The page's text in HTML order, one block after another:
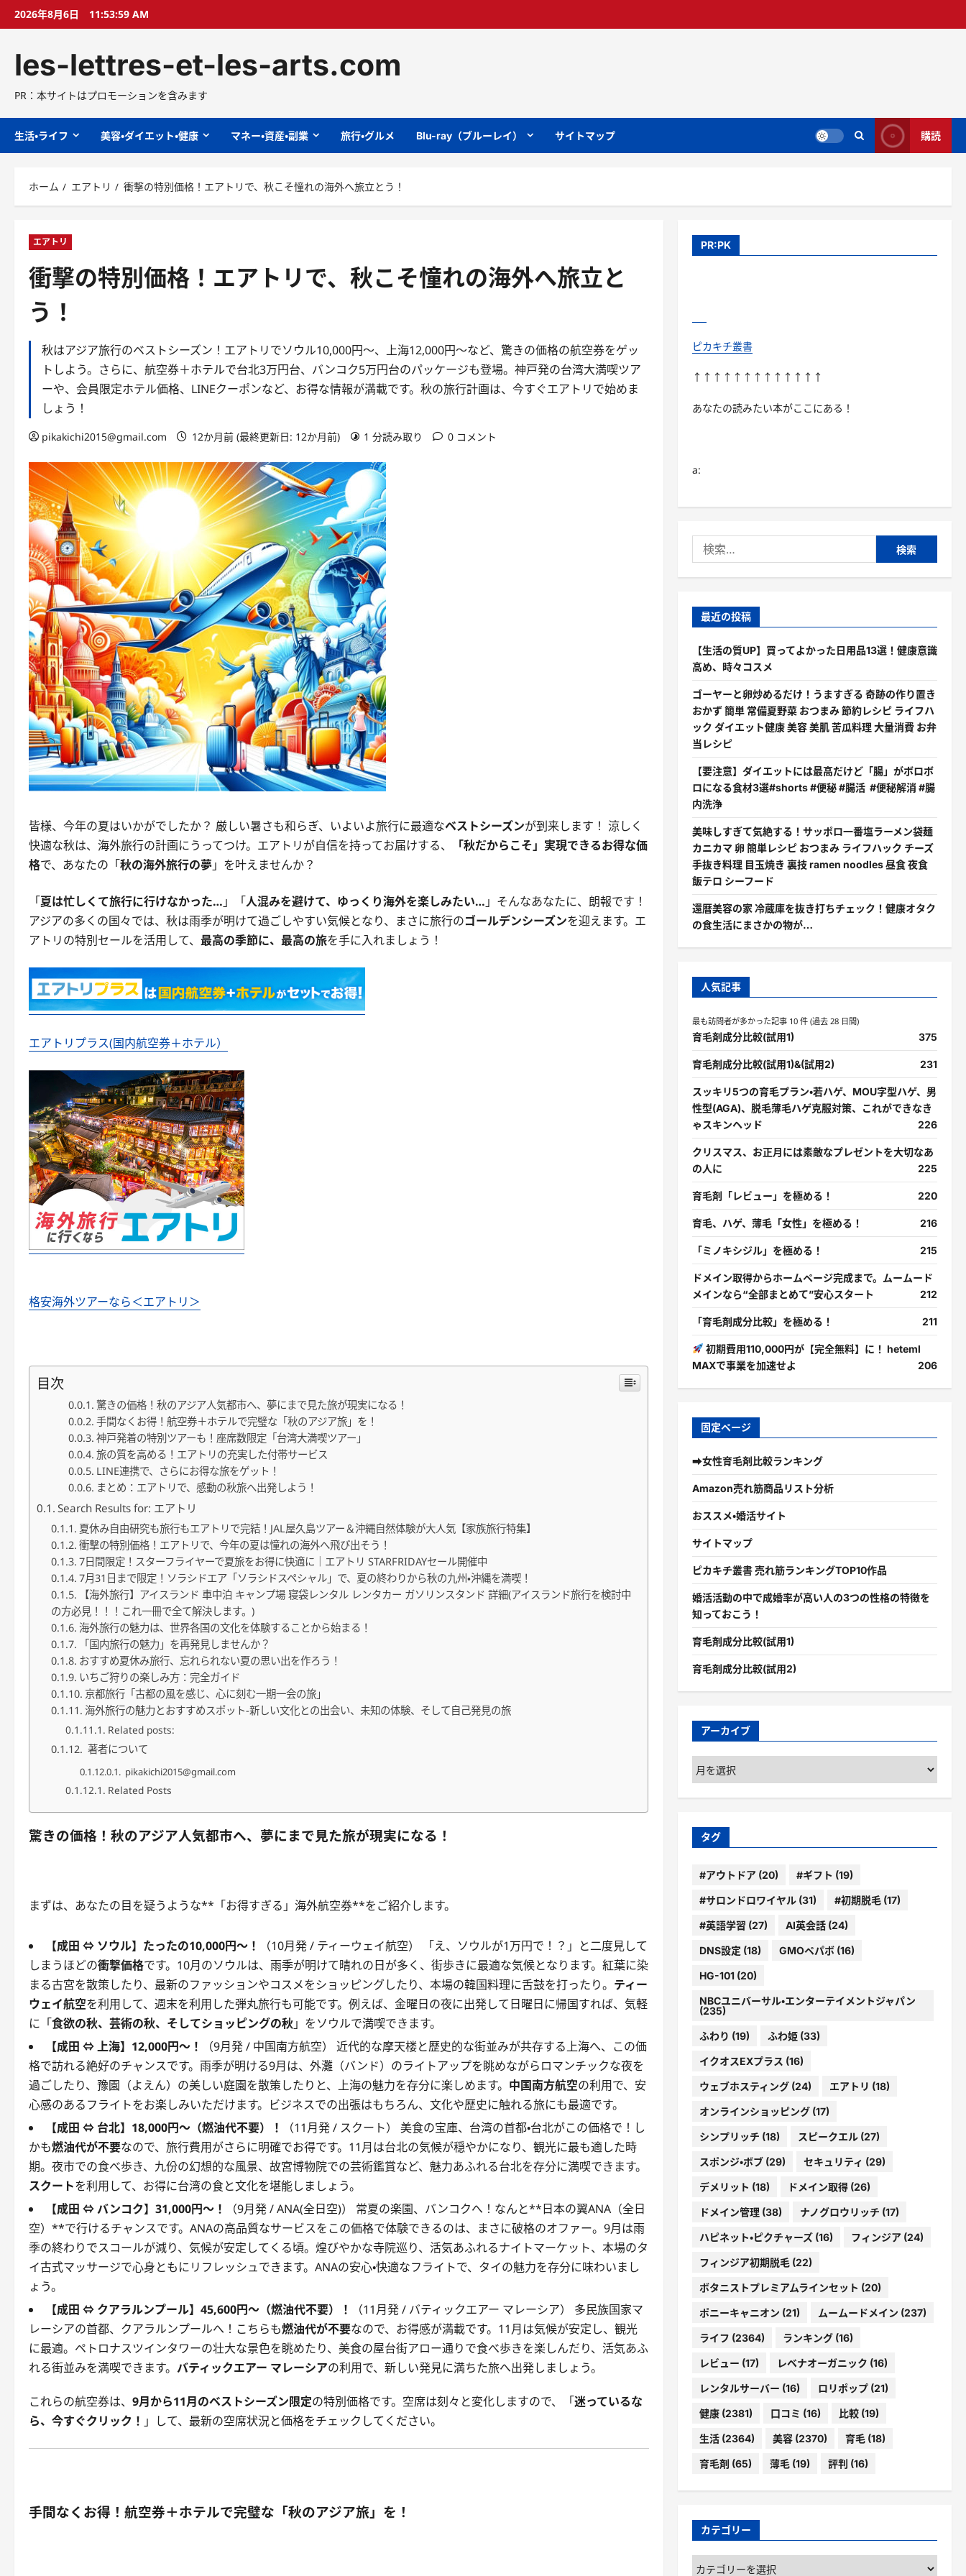
プ
2026年8月6日 11:54:00 AM
les-lettres-et-les-arts.com
PR：本サイトはプロモーションを含みます
生活・ライフ 美容・ダイエット・健康 マネー・資産・副業 旅行・グルメ Blu-ray（ブルーレイ） サイトマップ 購読
ホーム エアトリ 衝撃の特別価格！エアトリで、秋こそ憧れの海外へ旅立とう！
エアトリ
衝撃の特別価格！エアトリで、秋こそ憧れの海外へ旅立と
う！
秋はアジア旅行のベストシーズン！エアトリでソウル10,000円～、上海12,000円～など、驚きの価格の航空券をゲッ
トしよう。さらに、航空券＋ホテルで台北3万円台、バンコク5万円台のパッケージも登場。神戸発の台湾大満喫ツア
ーや、会員限定ホテル価格、LINEクーポンなど、お得な情報が満載です。秋の旅行計画は、今すぐエアトリで始めま
しょう！
pikakichi2015@gmail.com 12か月前 (最終更新日: 12か月前) 1 分読み取り 0 コメント
皆様、今年の夏はいかがでしたか？ 厳しい暑さも和らぎ、いよいよ旅行に最適なベストシーズンが到来します！ 涼しく
快適な秋は、海外旅行の計画にうってつけ。エアトリが自信を持ってお届けする、
「秋だからこそ」実現できるお得な価
格で、あなたの「秋の海外旅行の夢 」を叶えませんか？
「夏は忙しくて旅行に行けなかった… 」「人混みを避けて、ゆっくり海外を楽しみたい… 」そんなあなたに、朗報です！
アジアの多くの国々では、秋は雨季が明けて過ごしやすい気候となり、まさに旅行のゴールデンシーズンを迎えます。エ
アトリの特別セールを活用して、 最高の季節に、最高の旅を手に入れましょう！
エアトリプラス(国内航空券＋ホテル）
格安海外ツアーなら＜エアトリ＞
目次
驚きの価格！秋のアジア人気都市へ、夢にまで見た旅が現実になる！
手間なくお得！航空券＋ホテルで完璧な「秋のアジア旅」を！
神戸発着の特別ツアーも！座席数限定「台湾大満喫ツアー」
旅の質を高める！エアトリの充実した付帯サービス
LINE連携で、さらにお得な旅をゲット！
まとめ：エアトリで、感動の秋旅へ出発しよう！
Search Results for: エアトリ
夏休み自由研究も旅行もエアトリで完結！JAL屋久島ツアー＆沖縄自然体験が大人気【家族旅行特集】
衝撃の特別価格！エアトリで、今年の夏は憧れの海外へ飛び出そう！
7日間限定！スターフライヤーで夏旅をお得に快適に｜エアトリ STARFRIDAYセール開催中
7月31日まで限定！ソラシドエア「ソラシドスペシャル」で、夏の終わりから秋の九州・沖縄を満喫！
【海外旅行】アイスランド 車中泊 キャンプ場 寝袋レンタル レンタカー ガソリンスタンド 詳細(アイスランド旅行を検討中
の方必見！！！これ一冊で全て解決します。)
海外旅行の魅力は、世界各国の文化を体験することから始まる！
「国内旅行の魅力」を再発見しませんか？
おすすめ夏休み旅行、忘れられない夏の思い出を作ろう！
いちご狩りの楽しみ方：完全ガイド
京都旅行「古都の風を感じ、心に刻む一期一会の旅」
海外旅行の魅力とおすすめスポット-新しい文化との出会い、未知の体験、そして自己発見の旅
Related posts:
著者について
pikakichi2015@gmail.com
Related Posts
驚きの価格！秋のアジア人気都市へ、夢にまで見た旅が現実になる！
まずは、あなたの目を疑うような**「お得すぎる」海外航空券**をご紹介します。
【成田 ⇔ ソウル】たったの10,000円～！
（10月発 / ティーウェイ航空） 「え、ソウルが1万円で！？」と二度見して
しまうほどの衝撃価格です。10月のソウルは、雨季が明けて晴れの日が多く、街歩きに最適な気候となります。紅葉に染
まる古宮を散策したり、最新のファッションやコスメをショッピングしたり、本場の韓国料理に舌鼓を打ったり。 ティー
ウェイ航空を利用して、週末を利用した弾丸旅行も可能です。例えば、金曜日の夜に出発して日曜日に帰国すれば、気軽
に「食欲の秋、芸術の秋、そしてショッピングの秋」をソウルで満喫できます。
【成田 ⇔ 上海】12,000円～！
（9月発 / 中国南方航空） 近代的な摩天楼と歴史的な街並みが共存する上海へ、この価
格で訪れる絶好のチャンスです。雨季が明ける9月は、外灘（バンド）のライトアップを眺めながらロマンチックな夜を
過ごしたり、豫園（よえん）の美しい庭園を散策したりと、上海の魅力を存分に楽しめます。 中国南方航空の利用で、安
心感のあるフライトをお楽しみいただけます。ビジネスでの出張はもちろん、文化や歴史に触れる旅にも最適です。
【成田 ⇔ 台北】18,000円～（燃油代不要）！
（11月発 / スクート） 美食の宝庫、台湾の首都・台北がこの価格で！し
かも燃油代が不要なので、旅行費用がさらに明確でお得です。11月は台北の気候が穏やかになり、観光に最も適した時
期。夜市での食べ歩き、九份の幻想的な風景、故宮博物院での芸術鑑賞など、魅力あふれる台北を存分に満喫できます。
スクートを利用して、お得に台湾の食と文化を堪能しましょう。
【成田 ⇔ バンコク】31,000円～！
（9月発 / ANA(全日空)） 常夏の楽園、バンコクへ！なんと**日本の翼ANA（全日
空）**で行けるチャンスです。ANAの高品質なサービスをこの価格で体験できるのは、まさに破格のオファー。9月は雨
季の終わりでスコールが減り、気候が安定してくる頃。煌びやかな寺院巡り、活気あふれるナイトマーケット、本場のタ
イ古式マッサージで心身ともにリフレッシュできます。ANAの安心・快適なフライトで、タイの魅力を存分に味わいまし
ょう。
【成田 ⇔ クアラルンプール】45,600円～（燃油代不要）！
（11月発 / バティックエアー マレーシア） 多民族国家マ
レーシアの首都、クアラルンプールへ！こちらも燃油代が不要なので、お得感が満載です。11月は気候が安定し、観光
に最適。ペトロナスツインタワーの壮大な景色を眺めたり、美食の屋台街アロー通りで食べ歩きを楽しんだり、活気あふ
れる街並みを満喫できます。 バティックエアー マレーシアの利用で、新しい発見に満ちた旅へ出発しましょう。
これらの航空券は、 9月から11月のベストシーズン限定の特別価格です。空席は刻々と変化しますので、「迷っているな
ら、今すぐクリック！ 」して、最新の空席状況と価格をチェックしてください。
手間なくお得！航空券＋ホテルで完璧な「秋のアジア旅」を！
PR:PK
ピカキチ叢書
↑↑↑↑↑↑↑↑↑↑↑↑↑
あなたの読みたい本がここにある！
a:
索:
最近の投稿
【生活の質UP】買ってよかった日用品13選！健康意識
高め、時々コスメ
ゴーヤーと卵炒めるだけ！うますぎる 奇跡の作り置き
おかず 簡単 常備夏野菜 おつまみ 節約レシピ ライフハ
ック ダイエット健康 美容 美肌 苦瓜料理 大量消費 お弁
当レシピ
【要注意】ダイエットには最高だけど「腸」がボロボ
ロになる食材3選#shorts #便秘 #腸活 #便秘解消 #腸
内洗浄
美味しすぎて気絶する！サッポロ一番塩ラーメン袋麺
カニカマ 卵 簡単レシピ おつまみ ライフハック チーズ
手抜き料理 目玉焼き 裏技 ramen noodles 昼食 夜食
飯テロ シーフード
還暦美容の家 冷蔵庫を抜き打ちチェック！健康オタク
の食生活にまさかの物が…
人気記事
最も訪問者が多かった記事 10 件 (過去 28 日間)
育毛剤成分比較(試用1) 375
育毛剤成分比較(試用1)&(試用2) 231
スッキリ5つの育毛プラン・若ハゲ、MOU字型ハゲ、男
性型(AGA)、脱毛薄毛ハゲ克服対策、これができなき
ゃスキンヘッド
226
クリスマス、お正月には素敵なプレゼントを大切なあ
の人に
225
育毛剤「レビュー」を極める！ 220
育毛、ハゲ、薄毛「女性」を極める！ 216
「ミノキシジル」を極める！ 215
ドメイン取得からホームページ完成まで。ムームード
メインなら“全部まとめて”安心スタート
212
「育毛剤成分比較」を極める！ 211
初期費用110,000円が【完全無料】に！ heteml
MAXで事業を加速せよ
206
固定ページ
➡女性育毛剤比較ランキング
Amazon売れ筋商品リスト分析
おススメ・婚活サイト
サイトマップ
ピカキチ叢書 売れ筋ランキングTOP10作品
婚活活動の中で成婚率が高い人の3つの性格の特徴を
知っておこう！
育毛剤成分比較(試用1)
育毛剤成分比較(試用2)
アーカイブ
ア
ー
カ
ブ
タグ
#アウトドア(20) #ギフト (19)
#サロンドロワイヤル(31) #初期脱毛(17)
#英語学習 (27) AI英会話(24)
DNS設定 (18) GMOペパボ(16)
HG-101(20)
NBCユニバーサル・エンターテイメントジャパン
(235)
ふわり (19) ふわ姫(33)
イクオスEXプラス (16)
ウェブホスティング(24) エアトリ (18)
オンラインショッピング(17)
シンプリッチ (18) スピークエル(27)
スポンジ・ボブ(29) セキュリティ (29)
デメリット (18) ドメイン取得(26)
ドメイン管理(38) ナノグロウリッチ (17)
ハピネット・ピクチャーズ(16) フィンジア(24)
フィンジア初期脱毛(22)
ボタニストプレミアムラインセット (20)
ポニーキャニオン (21) ムームードメイン (237)
ライフ (2364) ランキング(16)
レビュー (17) レベナオーガニック (16)
レンタルサーバー (16) ロリポップ(21)
健康(2381) 口コミ (16) 比較(19)
生活(2364) 美容(2370) 育毛(18)
育毛剤 (65) 薄毛(19) 評判 (16)
カテゴリー
カ